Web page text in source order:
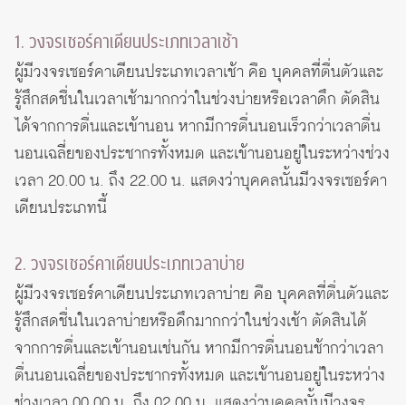
1. วงจรเซอร์คาเดียนประเภทเวลาเช้า
ผู้มีวงจรเซอร์คาเดียนประเภทเวลาเช้า คือ บุคคลที่ตื่นตัวและ
รู้สึกสดชื่นในเวลาเช้ามากกว่าในช่วงบ่ายหรือเวลาดึก ตัดสิน
ได้จากการตื่นและเข้านอน หากมีการตื่นนอนเร็วกว่าเวลาตื่น
นอนเฉลี่ยของประชากรทั้งหมด และเข้านอนอยู่ในระหว่างช่วง
เวลา 20.00 น. ถึง 22.00 น. แสดงว่าบุคคลนั้นมีวงจรเซอร์คา
เดียนประเภทนี้
2. วงจรเซอร์คาเดียนประเภทเวลาบ่าย
ผู้มีวงจรเซอร์คาเดียนประเภทเวลาบ่าย คือ บุคคลที่ตื่นตัวและ
รู้สึกสดชื่นในเวลาบ่ายหรือดึกมากกว่าในช่วงเช้า ตัดสินได้
จากการตื่นและเข้านอนเช่นกัน หากมีการตื่นนอนช้ากว่าเวลา
ตื่นนอนเฉลี่ยของประชากรทั้งหมด และเข้านอนอยู่ในระหว่าง